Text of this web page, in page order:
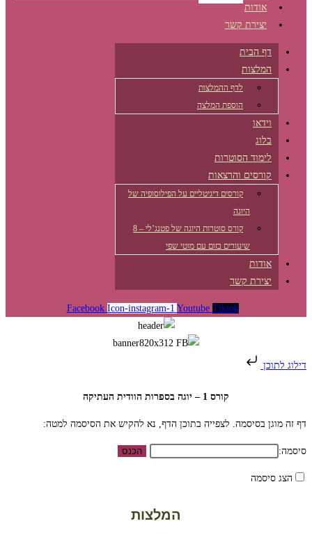
אודות
יצירת קשר
דף הבית
המלצות
לדף ההמלצות
הוספת המלצה
וידאו
בלוג
לימוד הסוטרות
קורסים והרצאות
קורסים דיגיטליים על הפילוסופיה של
היוגה
קורס סוטרות היוגה של פטנג’לי – 8
שיעורים בזום עם מוטי שפי
אודות
יצירת קשר
Facebook Icon-instagram-1 Youtube Tiktok
דילוג לתוכן
קורס 1 – יוגה בספרות הוודית העתיקה
דף זה מוגן בסיסמה. לצפייה בתוכן הדף, נא להקיש את הסיסמה למטה:
סיסמה:
הצג סיסמה
המלצות